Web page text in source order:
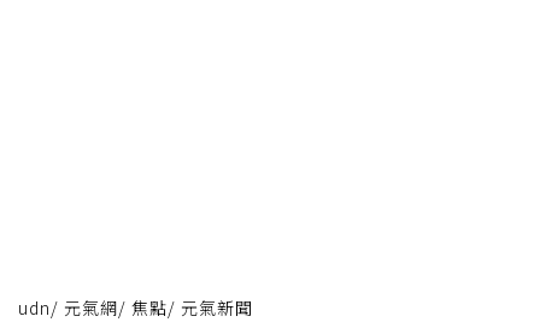
udn/ 元氣網/ 焦點/ 元氣新聞